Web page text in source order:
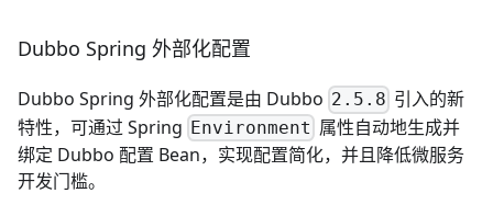
Dubbo Spring 外部化配置
Dubbo Spring 外部化配置是由 Dubbo 2.5.8 引入的新
特性，可通过 Spring Environment 属性自动地生成并
绑定 Dubbo 配置 Bean，实现配置简化，并且降低微服务
开发门槛。